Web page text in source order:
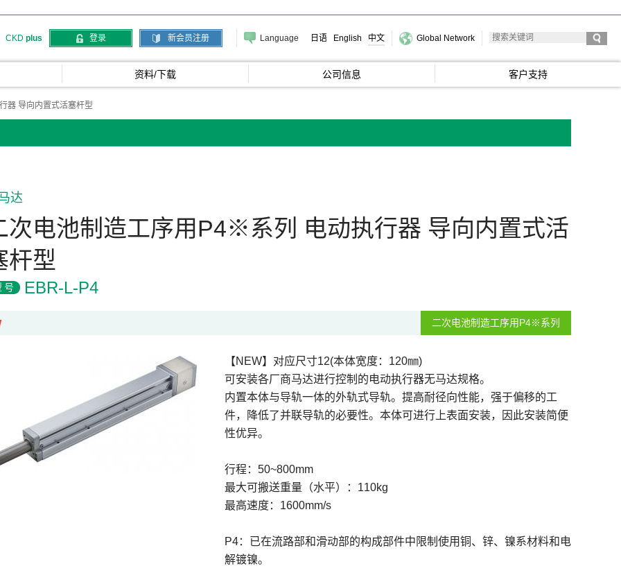
CKD plus 登录 新会员注册 Language 日语 English 中文 Global Network
资料/下载 公司信息 客户支持
器 导向内置式活塞杆型
达
次电池制造工序用P4※系列 电动执行器 导向内置式活
杆型
号 EBR-L-P4
二次电池制造工序用P4※系列
【NEW】对应尺寸12(本体宽度：120㎜)
可安装各厂商马达进行控制的电动执行器无马达规格。
内置本体与导轨一体的外轨式导轨。提高耐径向性能，强于偏移的工
件，降低了并联导轨的必要性。本体可进行上表面安装，因此安装简便
性优异。
行程：50~800mm
最大可搬送重量（水平）：110kg
最高速度：1600mm/s
P4：已在流路部和滑动部的构成部件中限制使用铜、锌、镍系材料和电
解镀镍。